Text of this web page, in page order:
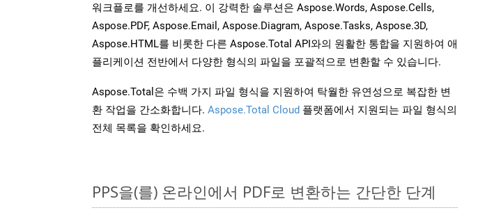
워크플로를 개선하세요. 이 강력한 솔루션은 Aspose.Words, Aspose.Cells,
Aspose.PDF, Aspose.Email, Aspose.Diagram, Aspose.Tasks, Aspose.3D,
Aspose.HTML를 비롯한 다른 Aspose.Total API와의 원활한 통합을 지원하여 애
플리케이션 전반에서 다양한 형식의 파일을 포괄적으로 변환할 수 있습니다.
Aspose.Total은 수백 가지 파일 형식을 지원하여 탁월한 유연성으로 복잡한 변
환 작업을 간소화합니다. Aspose.Total Cloud 플랫폼에서 지원되는 파일 형식의
전체 목록을 확인하세요.
PPS을(를) 온라인에서 PDF로 변환하는 간단한 단계